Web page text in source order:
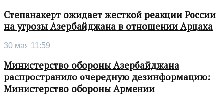
Степанакерт ожидает жесткой реакции России
на угрозы Азербайджана в отношении Арцаха
30 мая 11:59
Министерство обороны Азербайджана
распространило очередную дезинформацию:
Министерство обороны Армении